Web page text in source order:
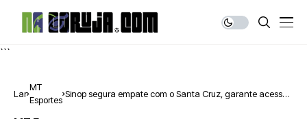
```
Lar
MT
Esportes
Sinop segura empate com o Santa Cruz, garante acesso